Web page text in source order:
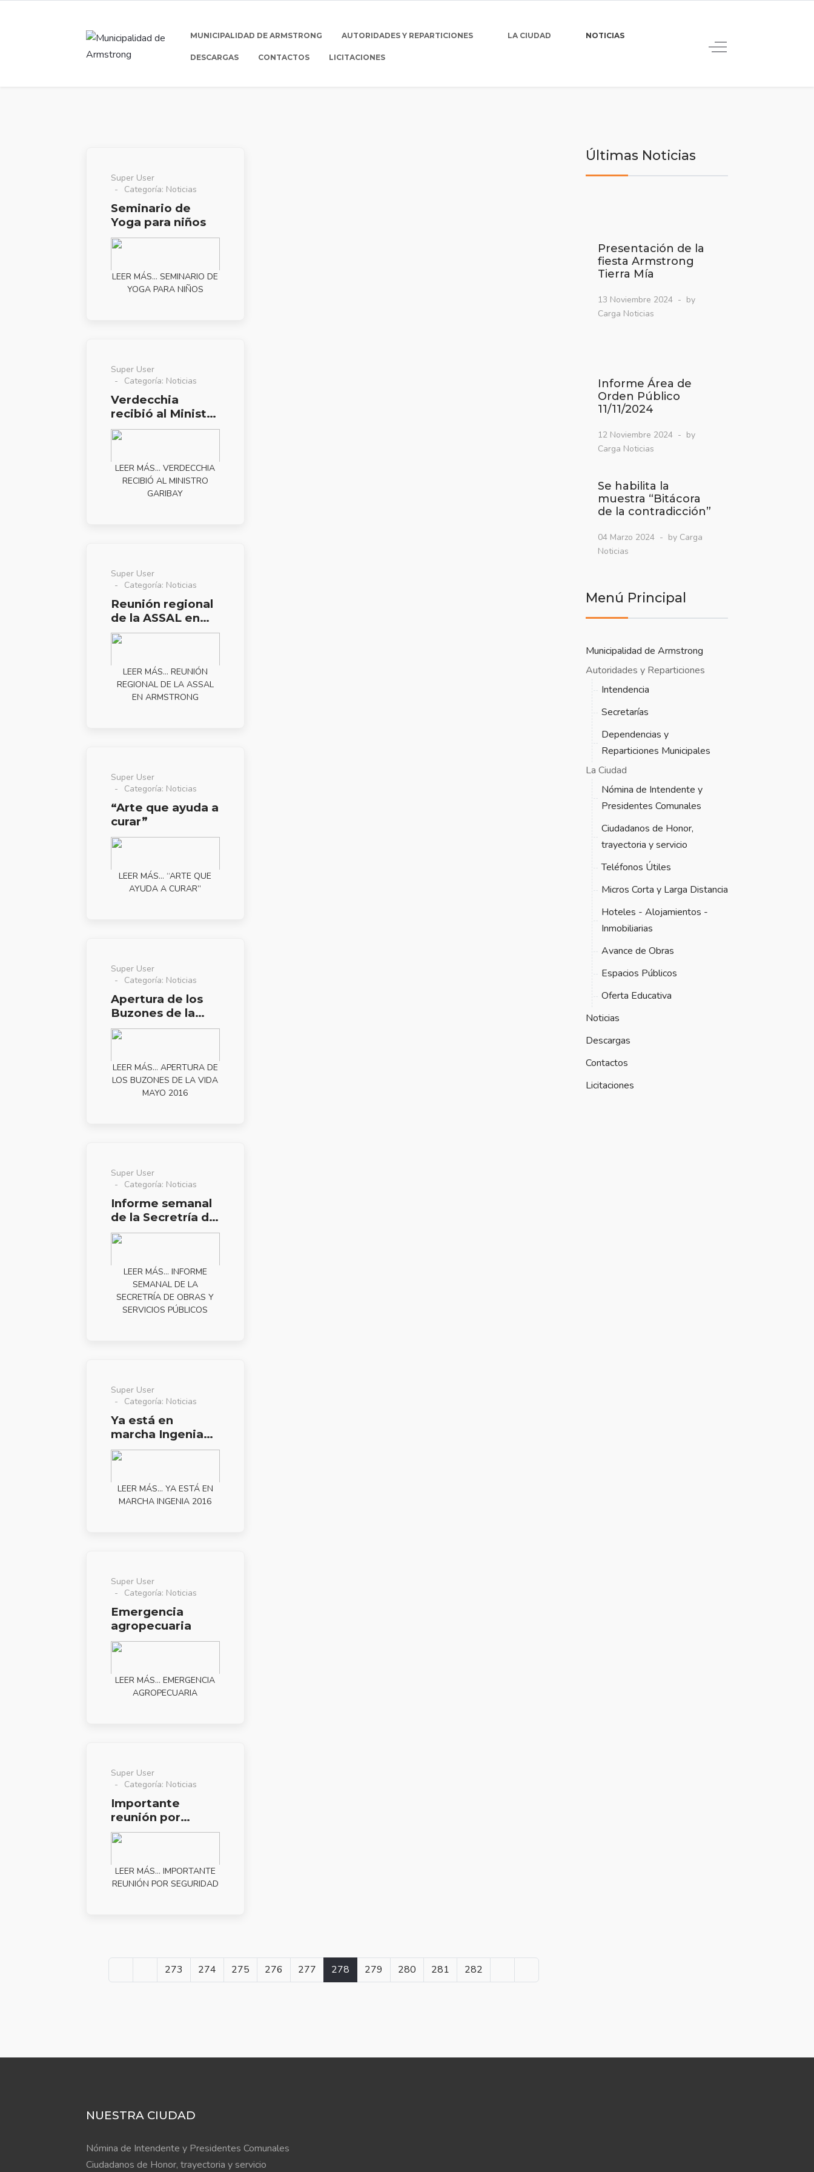
MUNICIPALIDAD DE ARMSTRONG AUTORIDADES Y REPARTICIONES LA CIUDAD NOTICIAS
DESCARGAS CONTACTOS LICITACIONES
Super User
Categoría: Noticias
Seminario de
Yoga para niños
LEER MÁS… SEMINARIO DE
YOGA PARA NIÑOS
Super User
Categoría: Noticias
Verdecchia
recibió al Ministro
Garibay
LEER MÁS… VERDECCHIA
RECIBIÓ AL MINISTRO
GARIBAY
Super User
Categoría: Noticias
Reunión regional
de la ASSAL en
Armstrong
LEER MÁS… REUNIÓN
REGIONAL DE LA ASSAL
EN ARMSTRONG
Super User
Categoría: Noticias
“Arte que ayuda a
curar”
LEER MÁS… “ARTE QUE
AYUDA A CURAR”
Super User
Categoría: Noticias
Apertura de los
Buzones de la
Vida Mayo 2016
LEER MÁS… APERTURA DE
LOS BUZONES DE LA VIDA
MAYO 2016
Super User
Categoría: Noticias
Informe semanal
de la Secretría de
Obras y Servicios
públicos
LEER MÁS… INFORME
SEMANAL DE LA
SECRETRÍA DE OBRAS Y
SERVICIOS PÚBLICOS
Super User
Categoría: Noticias
Ya está en
marcha Ingenia
2016
LEER MÁS… YA ESTÁ EN
MARCHA INGENIA 2016
Super User
Categoría: Noticias
Emergencia
agropecuaria
LEER MÁS… EMERGENCIA
AGROPECUARIA
Super User
Categoría: Noticias
Importante
reunión por
seguridad
LEER MÁS… IMPORTANTE
REUNIÓN POR SEGURIDAD
273 274 275 276 277 278 279 280 281 282
Últimas Noticias
Presentación de la
fiesta Armstrong
Tierra Mía
13 Noviembre 2024
by
Carga Noticias
Informe Área de
Orden Público
11/11/2024
12 Noviembre 2024
by
Carga Noticias
Se habilita la
muestra “Bitácora
de la contradicción”
04 Marzo 2024
by Carga
Noticias
Menú Principal
Municipalidad de Armstrong
Autoridades y Reparticiones
Intendencia
Secretarías
Dependencias y
Reparticiones Municipales
La Ciudad
Nómina de Intendente y
Presidentes Comunales
Ciudadanos de Honor,
trayectoria y servicio
Teléfonos Útiles
Micros Corta y Larga Distancia
Hoteles - Alojamientos -
Inmobiliarias
Avance de Obras
Espacios Públicos
Oferta Educativa
Noticias
Descargas
Contactos
Licitaciones
NUESTRA CIUDAD
Nómina de Intendente y Presidentes Comunales
Ciudadanos de Honor, trayectoria y servicio